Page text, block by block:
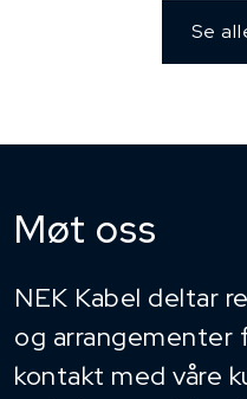
Se
Møt oss
NEK Kabel deltar
og arrangementer
kontakt med våre